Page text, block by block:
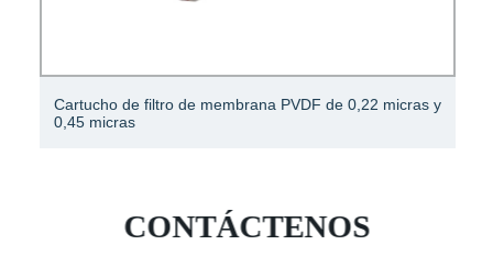
Cartucho de filtro de membrana PVDF de 0,22 micras y
0,45 micras
CONTÁCTENOS